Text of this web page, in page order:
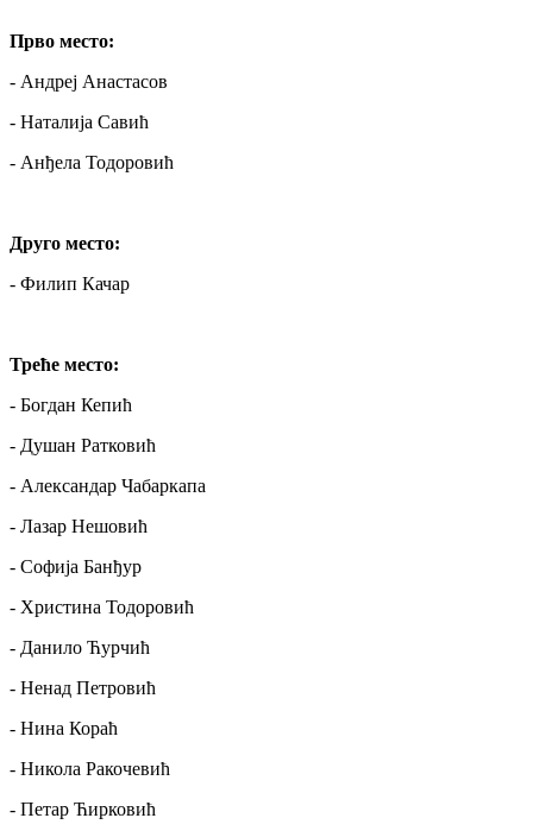
Прво место:
- Андреј Анастасов
- Наталија Савић
- Анђела Тодоровић
Друго место:
- Филип Качар
Треће место:
- Богдан Кепић
- Душан Ратковић
- Александар Чабаркапа
- Лазар Нешовић
- Софија Банђур
- Христина Тодоровић
- Данило Ћурчић
- Ненад Петровић
- Нина Кораћ
- Никола Ракочевић
- Петар Ћирковић